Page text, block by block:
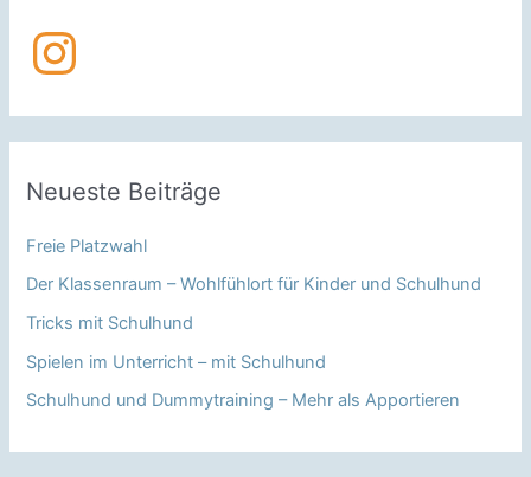
Hund
Instagram
Neueste Beiträge
Freie Platzwahl
Der Klassenraum – Wohlfühlort für Kinder und Schulhund
Tricks mit Schulhund
Spielen im Unterricht – mit Schulhund
Schulhund und Dummytraining – Mehr als Apportieren